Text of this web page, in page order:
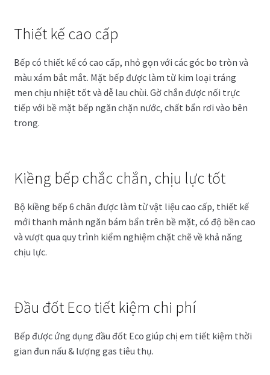
Thiết kế cao cấp
Bếp có thiết kế có cao cấp, nhỏ gọn với các góc bo tròn và
màu xám bắt mắt. Mặt bếp được làm từ kim loại tráng
men chịu nhiệt tốt và dễ lau chùi. Gờ chắn được nối trực
tiếp với bề mặt bếp ngăn chặn nước, chất bẩn rơi vào bên
trong.
Kiềng bếp chắc chắn, chịu lực tốt
Bộ kiềng bếp 6 chân được làm từ vật liệu cao cấp, thiết kế
mới thanh mảnh ngăn bám bẩn trên bề mặt, có độ bền cao
và vượt qua quy trình kiểm nghiệm chặt chẽ về khả năng
chịu lực.
Đầu đốt Eco tiết kiệm chi phí
Bếp được ứng dụng đầu đốt Eco giúp chị em tiết kiệm thời
gian đun nấu & lượng gas tiêu thụ.